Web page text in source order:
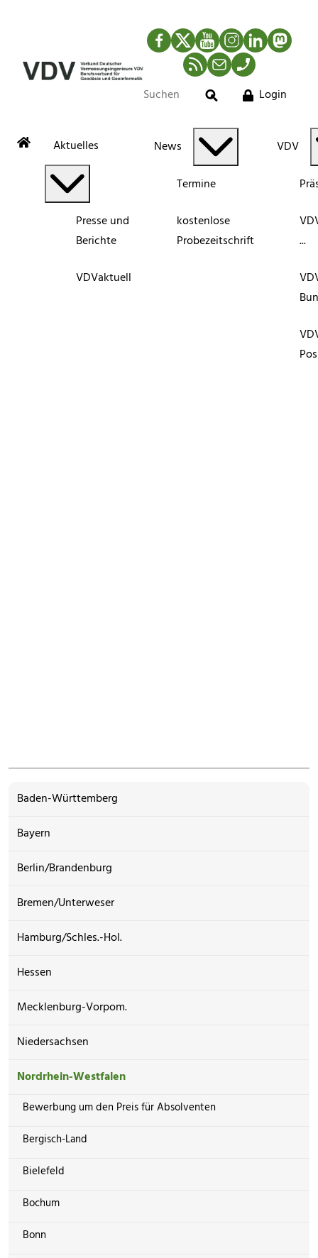
Facebook
TwitterYouTubeInstagram
LinkedIn
RSS-Newsfeed
MailTelefon
Suche
Login
Aktuelles
Presse und
Berichte
VDVaktuell
News
Termine
kostenlose
Probezeitschrift
VDV
...
Baden-Württemberg
Bayern
Berlin/Brandenburg
Bremen/Unterweser
Hamburg/Schles.-Hol.
Hessen
Mecklenburg-Vorpom.
Niedersachsen
Nordrhein-Westfalen
Bewerbung um den Preis für Absolventen
Bergisch-Land
Bielefeld
Bochum
Bonn